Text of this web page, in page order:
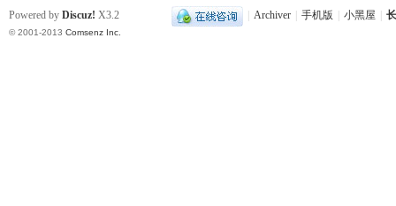
Archiver 手机版 小黑屋
Powered by Discuz! X3.2
© 2001-2013 Comsenz Inc.